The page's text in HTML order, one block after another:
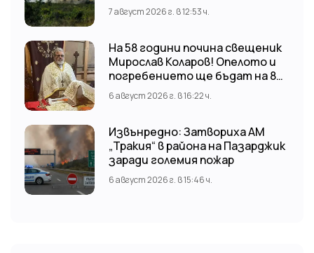
7 август 2026 г. в 12:53 ч.
На 58 години почина свещеник
Мирослав Коларов! Опелото и
погребението ще бъдат на 8
август (събота) от 11:00 часа в
храм “Св. Св. Козма и Дамян”, гр.
6 август 2026 г. в 16:22 ч.
Извънредно: Затвориха АМ
„Тракия“ в района на Пазарджик
заради големия пожар
6 август 2026 г. в 15:46 ч.